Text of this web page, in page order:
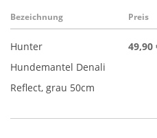
Bezeichnung Preis
Hunter
Hundemantel Denali
Reflect, grau 50cm
49,90